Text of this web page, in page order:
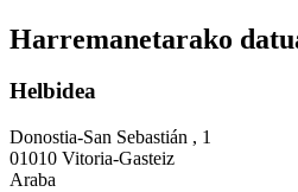
Harremanetarako
Helbidea
Donostia-San Sebastián , 1
01010 Vitoria-Gasteiz
Araba